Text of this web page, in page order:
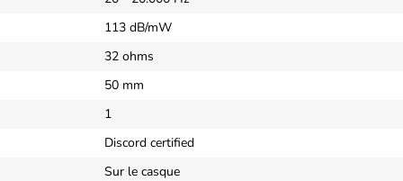
113 dB/mW
32 ohms
50 mm
1
Discord certified
Sur le casque